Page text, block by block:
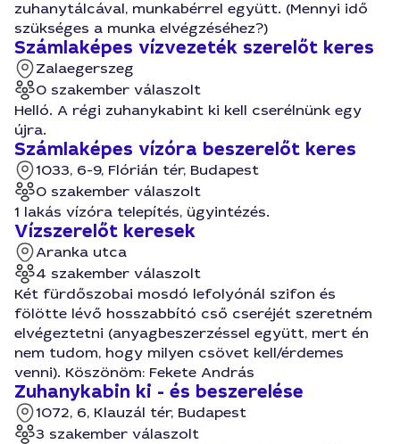
zuhanytálcával, munkabérrel együtt. (Mennyi idő
szükséges a munka elvégzéséhez?)
Számlaképes vízvezeték szerelőt keres
Zalaegerszeg
0 szakember válaszolt
Helló. A régi zuhanykabint ki kell cserélnünk egy
újra.
Számlaképes vízóra beszerelőt keres
1033, 6-9, Flórián tér, Budapest
0 szakember válaszolt
1 lakás vízóra telepítés, ügyintézés.
Vízszerelőt keresek
Aranka utca
4 szakember válaszolt
Két fürdőszobai mosdó lefolyónál szifon és
fölötte lévő hosszabbító cső cseréjét szeretném
elvégeztetni (anyagbeszerzéssel együtt, mert én
nem tudom, hogy milyen csövet kell/érdemes
venni). Köszönöm: Fekete András
Zuhanykabin ki - és beszerelése
1072, 6, Klauzál tér, Budapest
3 szakember válaszolt